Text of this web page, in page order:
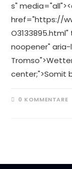
s"
href="https://
noopener"
center;">Somit
0 KOMMENTARE